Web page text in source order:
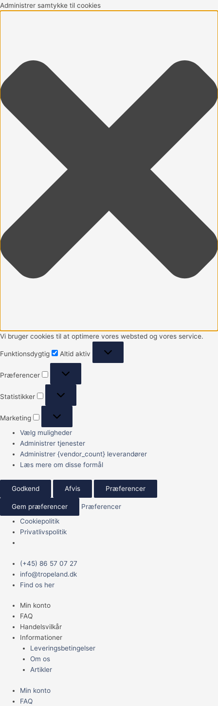
Administrer samtykke til cookies
Vi bruger cookies til at optimere vores websted og vores service.
Funktionsdygtig
Funktionsdygtig
Altid aktiv
Præferencer
Præferencer
Statistikker
Statistikker
Marketing
Marketing
Vælg muligheder
Administrer tjenester
Administrer {vendor_count} leverandører
Læs mere om disse formål
Godkend Afvis Præferencer
Gem præferencer
Præferencer
Cookiepolitik
Privatlivspolitik
Gå
(+45) 86 57 07 27
info@tropeland.dk
Find os her
Min konto
FAQ
Handelsvilkår
Informationer
Leveringsbetingelser
Om os
Artikler
Min konto
FAQ
Main
Menu